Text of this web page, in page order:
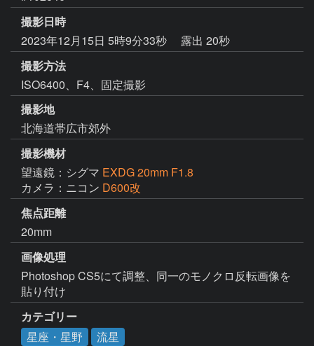
撮影日時
2023年12月15日 5時9分33秒
露出 20秒
撮影方法
ISO6400、F4、固定撮影
撮影地
北海道帯広市郊外
撮影機材
望遠鏡：シグマ EXDG 20mm F1.8
カメラ：ニコン D600改
焦点距離
20mm
画像処理
Photoshop CS5にて調整、同一のモノクロ反転画像を
貼り付け
カテゴリー
星座・星野
流星